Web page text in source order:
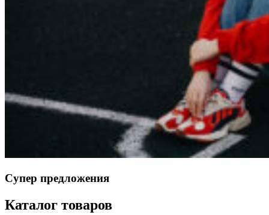
Супер предложения
Каталог товаров